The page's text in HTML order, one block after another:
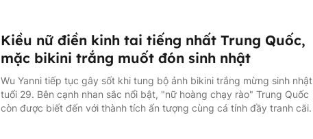
Kiều nữ điền kinh tai tiếng nhất Trung Quốc,
mặc bikini trắng muốt đón sinh nhật
Wu Yanni tiếp tục gây sốt khi tung bộ ảnh bikini trắng mừng sinh nhật
tuổi 29. Bên cạnh nhan sắc nổi bật, "nữ hoàng chạy rào" Trung Quốc
còn được biết đến với thành tích ấn tượng cùng cá tính đầy tranh cãi.